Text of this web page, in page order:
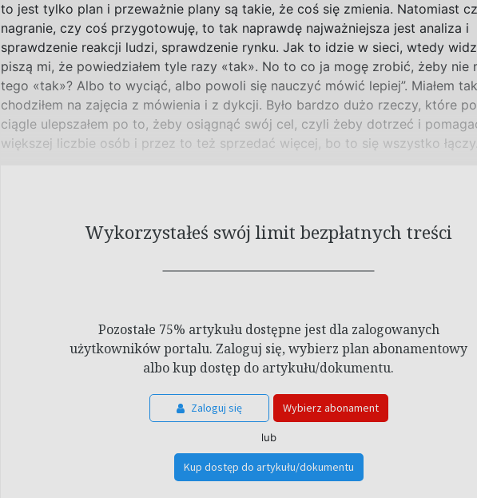
to jest tylko plan i przeważnie plany są takie, że coś się zmienia. Natomiast
nagranie, czy coś przygotowuję, to tak naprawdę najważniejsza jest analiza i
sprawdzenie reakcji ludzi, sprawdzenie rynku. Jak to idzie w sieci, wtedy
piszą mi, że powiedziałem tyle razy «tak». No to co ja mogę zrobić, żeby nie
tego «tak»? Albo to wyciąć, albo powoli się nauczyć mówić lepiej”. Miałem
chodziłem na zajęcia z mówienia i z dykcji. Było bardzo dużo rzeczy, które
ciągle ulepszałem po to, żeby osiągnąć swój cel, czyli żeby dotrzeć i
większej liczbie osób i przez to też sprzedać więcej, bo to się wszystko łączy.
Wykorzystałeś swój limit bezpłatnych treści
Pozostałe 75% artykułu dostępne jest dla zalogowanych
użytkowników portalu. Zaloguj się, wybierz plan abonamentowy
albo kup dostęp do artykułu/dokumentu.
Zaloguj się Wybierz abonament
lub
Kup dostęp do artykułu/dokumentu